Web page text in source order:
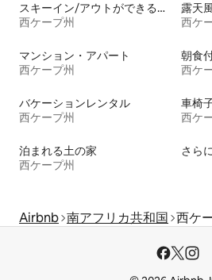
スキーイン/アウトができる宿泊先
西ケープ州
西ケ
マンション・アパート
西ケープ州
朝食
西ケ
バケーションレンタル
西ケープ州
西ケ
泊まれる土の家
西ケープ州
さら
Airbnb 南アフリカ共和国 西ケ